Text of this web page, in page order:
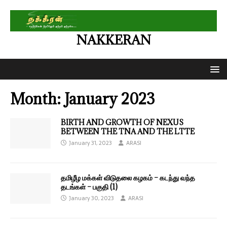
NAKKERAN
Month: January 2023
BIRTH AND GROWTH OF NEXUS
BETWEEN THE TNA AND THE LTTE
January 31, 2023 ARASI
தமிழீழ மக்கள் விடுதலை கழகம் – கடந்து வந்த
தடங்கள் – பகுதி (1)
January 30, 2023 ARASI